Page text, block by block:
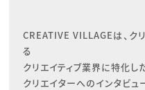
CREATIVE VILLAGEは、ク
る
クリエイティブ業界に特化し
クリエイターへのインタビュ